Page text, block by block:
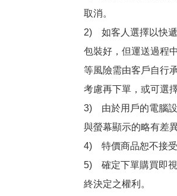
取消。
2)　如客人選擇以快
包裝好，但運送過程
等風險需由客戶自行
考慮再下單，或可選
3)　由於用戶的電腦
與螢幕顯示的略有差異
4)　特價商品恕不接
5)　確定下單購買即
終決定之權利。